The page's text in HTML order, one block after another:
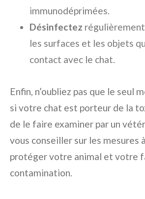
immunodéprimées.
Désinfectez
les surfaces et les objets
contact avec le chat.
Enfin, n’oubliez pas que le seul
si votre chat est porteur de la
de le faire examiner par un
vous conseiller sur les mesures
protéger votre animal et votre
contamination.